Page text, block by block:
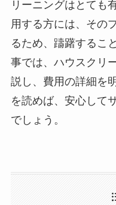
リーニングはとても
用する方には、その
るため、躊躇するこ
事では、ハウスクリ
説し、費用の詳細を
を読めば、安心して
でしょう。